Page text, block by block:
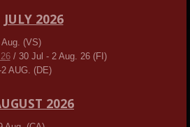
JULY 2026
(VS)
/ 30 Jul - 2 Aug. 26 (FI)
AUG. (DE)
2026